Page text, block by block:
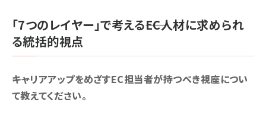
「7つのレイヤー」で考える――EC人材に求められ
る統括的視点
――キャリアアップをめざすEC担当者が持つべき視座につい
て教えてください。